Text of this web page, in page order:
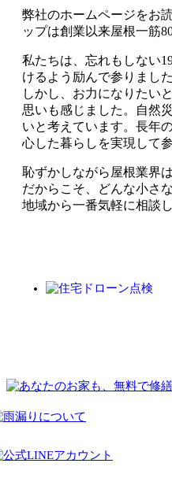
弊社のホームページをお
ップは創業以来屋根一筋
私たちは、忘れもしない
けるよう励んで参りました
しかし、お力になりたい
思いも感じました。自然
いと考えています。長年
心した暮らしを実現して
恥ずかしながら屋根業界
だからこそ、どんな小さ
地域から一番気軽に相談